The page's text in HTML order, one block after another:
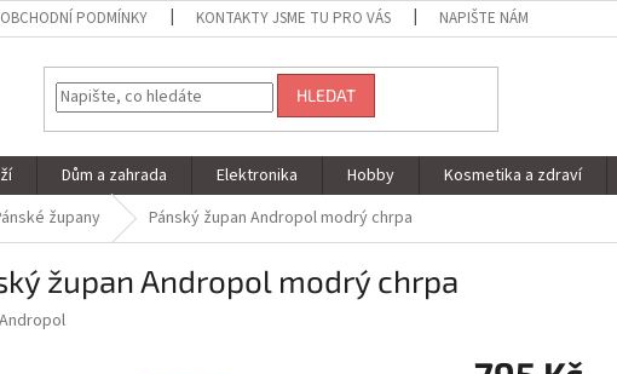
OBCHODNÍ PODMÍNKY KONTAKTY JSME TU PRO VÁS NAPIŠTE NÁM
HLEDAT
Dům a zahrada Elektronika Hobby Kosmetika a zdraví
župany Pánský župan Andropol modrý chrpa
župan Andropol modrý chrpa
Andropol